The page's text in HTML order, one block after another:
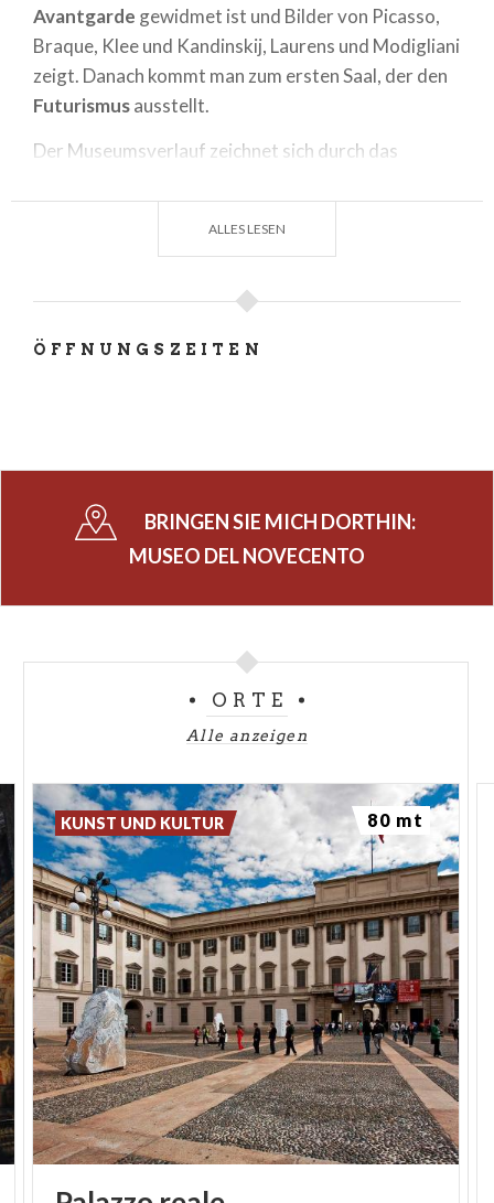
Avantgarde gewidmet ist und Bilder von Picasso,
Braque, Klee und Kandinskij, Laurens und Modigliani
zeigt. Danach kommt man zum ersten Saal, der den
Futurismusausstellt.
Der Museumsverlauf zeichnet sich durch das
Kunst der zwanziger und dreißiger Jahre,
mit Monografien von Chirico, Morandi, Martini und
Salon des Turms von Arengario gewidmet.
Meistern derfünfziger und sechziger Jahre, wie
Die abschließende Abteilung von mehr als 1200
Quadratmetern, die sich im langen Trakt im zweiten
sechziger Jahrengewidmet.
Eine große Abteilung ist mit einer Reihe von
Umgebungen der Gruppe T für die
der italienischen Pop Artund mit großformatigen
Gemälden deranalytischen Malerei
weiter. Das
Ende des Ausstellungsverlaufs beherbergt die
Arte
Povera. Im gleichen Saal finden wir das 'Museo
Marino Marini'.
Das Museum verfügt außerdem über eine
didaktische Abteilung, die Edu900von Civita, und
bietet einen initiativenreichen Kalender,
Themenbereiche und Workshops an, die sich an die
Öffentlichkeit, Familien, an Gruppen und Schulen
wenden.
Im dritten Stock des Museums befindet sich das
ALLES LESEN
ÖFFNUNGSZEITEN
BRINGEN SIE MICH DORTHIN:
MUSEO DEL NOVECENTO
ORTE
Alle anzeigen
KUNST UND KULTUR 80 mt